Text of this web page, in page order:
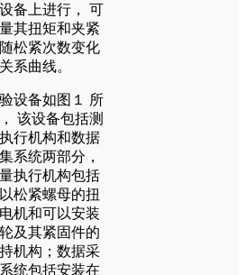
备上进行， 可
其扭矩和夹紧
松紧次数变化
系曲线。
设备如图１ 所
该设备包括测
行机构和数据
系统两部分，
执行机构包括
松紧螺母的扭
机和可以安装
及其紧固件的
机构；数据采
统包括安装在